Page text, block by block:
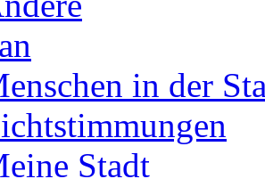
in der
Stadt